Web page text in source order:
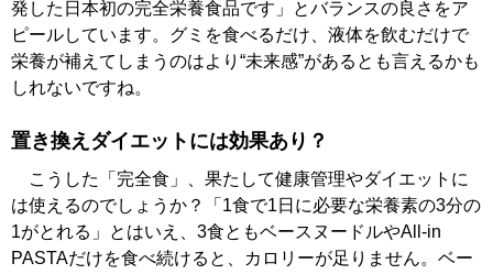
発した日本初の完全栄養食品です」とバランスの良さをア
ピールしています。グミを食べるだけ、液体を飲むだけで
栄養が補えてしまうのはより“未来感”があるとも言えるかも
しれないですね。
置き換えダイエットには効果あり？
こうした「完全食」、果たして健康管理やダイエットに
は使えるのでしょうか？「1食で1日に必要な栄養素の3分の
1がとれる」とはいえ、3食ともベースヌードルやAll-in
PASTAだけを食べ続けると、カロリーが足りません。ベー